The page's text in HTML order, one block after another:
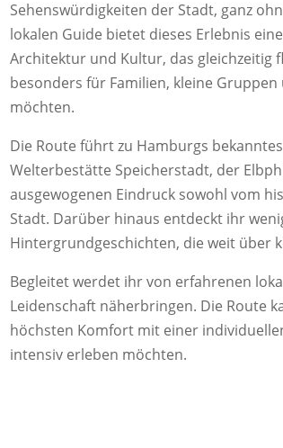
Sehenswürdigkeiten der Stadt, ganz
lokalen Guide bietet dieses Erlebnis
Architektur und Kultur, das gleichzeitig
besonders für Familien, kleine
möchten.
Die Route führt zu Hamburgs
Welterbestätte Speicherstadt, der
ausgewogenen Eindruck sowohl vom
Stadt. Darüber hinaus entdeckt ihr
Hintergrundgeschichten, die weit über
Begleitet werdet ihr von erfahrenen
Leidenschaft näherbringen. Die Route
höchsten Komfort mit einer
intensiv erleben möchten.